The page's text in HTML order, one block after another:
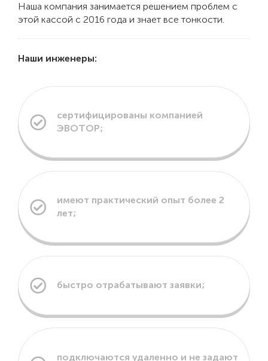
Наша компания занимается решением проблем с
этой кассой с 2016 года и знает все тонкости.
Наши инженеры:
сертифицированы компанией
ЭВОТОР;
имеют практический опыт более 2
лет;
быстро отрабатывают заявки;
подключаются удаленно и не задают